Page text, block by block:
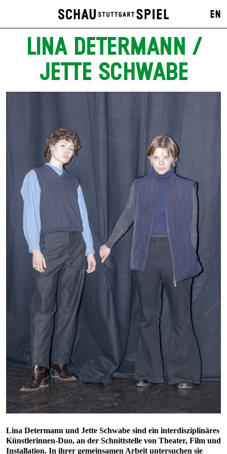
EN
LINA DETERMANN /
JETTE SCHWABE
Lina Determann und Jette Schwabe sind ein interdisziplinäres
Künstlerinnen-Duo, an der Schnittstelle von Theater, Film und
Installation. In ihrer gemeinsamen Arbeit untersuchen sie